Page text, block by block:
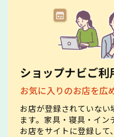
ショップナビご利
お気に入りのお店を広
お店が登録されていな
ます。家具・寝具・イン
お店をサイトに登録して